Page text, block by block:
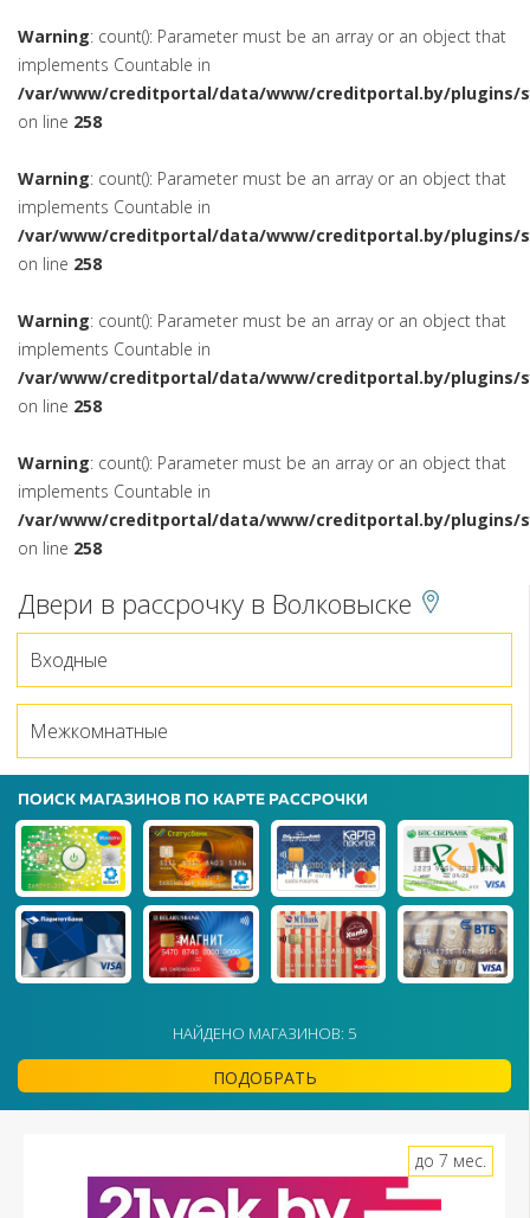
Warning: count(): Parameter must be an array or an object that
implements Countable in
/var/www/creditportal/data/www/creditportal.by/plugins/
on line 258
Warning: count(): Parameter must be an array or an object that
implements Countable in
/var/www/creditportal/data/www/creditportal.by/plugins/
on line 258
Warning: count(): Parameter must be an array or an object that
implements Countable in
/var/www/creditportal/data/www/creditportal.by/plugins/
on line 258
Warning: count(): Parameter must be an array or an object that
implements Countable in
/var/www/creditportal/data/www/creditportal.by/plugins/
on line 258
Двери в рассрочку в Волковыске
Входные
Межкомнатные
ПОИСК МАГАЗИНОВ ПО КАРТЕ РАССРОЧКИ
НАЙДЕНО МАГАЗИНОВ: 5
ПОДОБРАТЬ
до 7 мес.